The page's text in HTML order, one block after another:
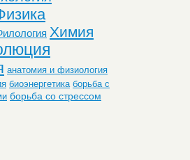
Химия
анатомия и физиология
биоэнергетика борьба с
борьба со стрессом